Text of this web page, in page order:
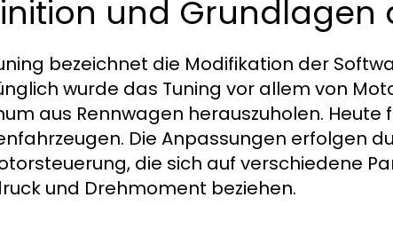
und Grundlagen
bezeichnet die Modifikation der
wurde das Tuning vor allem von
aus Rennwagen herauszuholen.
Die Anpassungen erfolgen
die sich auf verschiedene
und Drehmoment beziehen.